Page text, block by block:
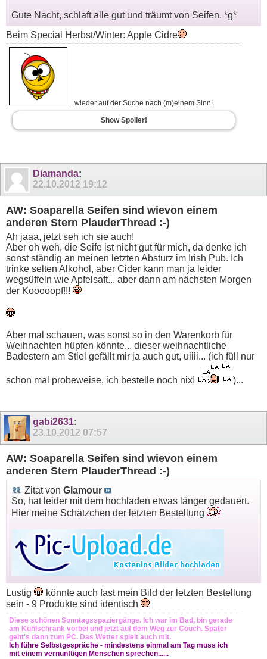
Gute Nacht, schlaft alle gut und träumt von Seifen. *g*
Beim Special Herbst/Winter: Apple Cidre
...wieder auf der Suche nach (m)einem Sinn!
Show Spoiler!
Diamanda:
22.10.2012 19:12
AW: Soaparella Seifen sind wievon einem
anderen Stern PlauderThread :-)
Ah jaaa, jetzt seh ich sie auch!
Aber oh weh, die Seife ist nicht gut für mich, da denke ich
sonst ständig an meinen letzten Absturz im Irish Pub. Ich
trinke selten Alkohol, aber Cider kann man ja leider
wegsüffeln wie Apfelsaft... aber dann am nächsten Morgen
der Kooooopf!!!
Aber mal schauen, was sonst so in den Warenkorb für
Weihnachten hüpfen könnte... dieser weihnachtliche
Badestern am Stiel gefällt mir ja auch gut, uiiii... (ich füll nur
schon mal probeweise, ich bestelle noch nix! )...
gabi2631:
23.10.2012 07:57
AW: Soaparella Seifen sind wievon einem
anderen Stern PlauderThread :-)
Zitat von Glamour
So, hat leider mit dem hochladen etwas länger gedauert.
Hier meine Schätzchen der letzten Bestellung
Lustig
könnte auch fast mein Bild der letzten Bestellung
sein - 9 Produkte sind identisch
Diese schönen Sonntagsspaziergänge. Ich war im Bad, bin gerade
am Kühlschrank vorbei und jetzt auf dem Weg zur Couch. Später
geht's dann zum PC. Das Wetter spielt auch mit.
Ich führe Selbstgespräche - mindestens einmal am Tag muss ich
mit einem vernünftigen Menschen sprechen......